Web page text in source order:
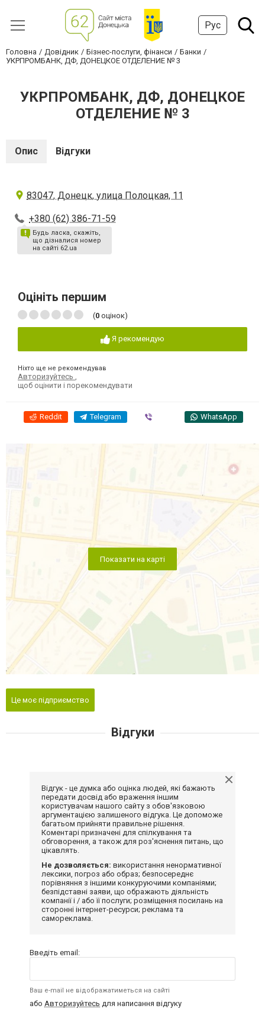
Рус
Головна Довідник Бізнес-послуги, фінанси
Банки
УКРПРОМБАНК, ДФ, ДОНЕЦКОЕ ОТДЕЛЕНИЕ № 3
УКРПРОМБАНК, ДФ, ДОНЕЦКОЕ
ОТДЕЛЕНИЕ № 3
Опис Відгуки
83047, Донецк, улица Полоцкая, 11
+380 (62) 386-71-59
Будь ласка, скажіть,
що дізналися номер
на сайті 62.ua
Оцініть першим
(0 оцінок)
Я рекомендую
Ніхто ще не рекомендував
Авторизуйтесь
щоб оцінити і порекомендувати
Reddit Telegram WhatsApp
Показати на карті
Це моє підприємство
Відгуки
Відгук - це думка або оцінка людей, які бажають
передати досвід або враження іншим
користувачам нашого сайту з обов'язковою
аргументацією залишеного відгука. Це допоможе
багатьом прийняти правильне рішення.
Коментарі призначені для спілкування та
обговорення, а також для роз'яснення питань, що
цікавлять.
Не дозволяється: використання ненормативної
лексики, погроз або образ; безпосереднє
порівняння з іншими конкуруючими компаніями;
безпідставні заяви, що ображають діяльність
компанії і / або її послуги; розміщення посилань на
сторонні інтернет-ресурси; реклама та
самореклама.
Введіть email:
Ваш e-mail не відображатиметься на сайті
або Авторизуйтесь для написання відгуку